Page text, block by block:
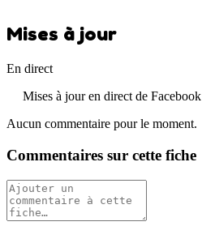
Mises à jour
En direct
Mises à jour en direct de Facebook
Aucun commentaire pour le moment.
Commentaires sur cette fiche